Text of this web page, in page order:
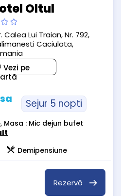
Oltul
Calea Lui Traian, Nr. 792,
Caciulata,
Vezi pe
Sejur 5 nopti
Masa : Mic dejun bufet
Demipensiune
Rezervă